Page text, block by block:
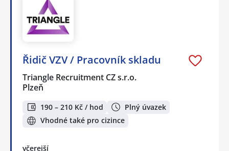
Řidič VZV / Pracovník skladu
Triangle Recruitment CZ s.r.o.
Plzeň
190 – 210 Kč / hod
Plný úvazek
Vhodné také pro cizince
včerejší